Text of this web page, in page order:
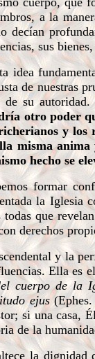
a la
decían
sus bienes,
de nuestras
de su autoridad.
otro poder
y
misma
hecho se
formar
la
todas que
derechos
y la
Ella es
cuerpo de la
ejus(Ephes.
si una
de la
la dignidad